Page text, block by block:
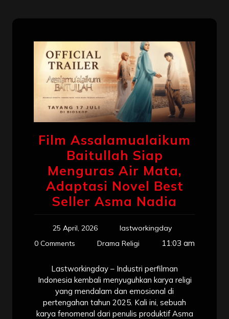
Film Assalamualaikum
Baitullah Siap
Menguras Air Mata,
Adaptasi Novel Best
Seller Asma Nadia
25 April, 2026
lastworkingday
0 Comments
Drama Religi 11:03 am
Lastworkingday – Industri perfilman
Indonesia kembali menyuguhkan karya religi
yang mendalam dan emosional di
pertengahan tahun 2025. Kali ini, sebuah
karya fenomenal dari penulis produktif Asma